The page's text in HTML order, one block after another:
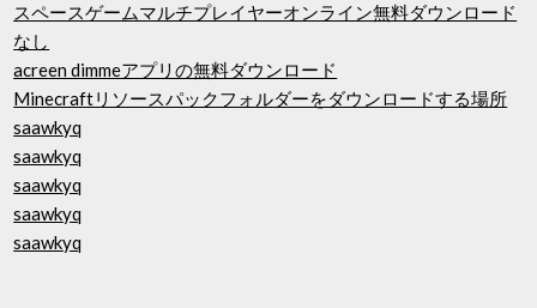
スペースゲームマルチプレイヤーオンライン無料ダウンロード
なし
acreen dimmeアプリの無料ダウンロード
Minecraftリソースパックフォルダーをダウンロードする場所
saawkyq
saawkyq
saawkyq
saawkyq
saawkyq